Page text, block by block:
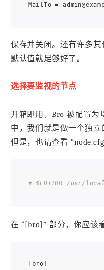
保存并关闭。还有许多其
默认值就足够好了。
选择要监视的节点
开箱即用，Bro 被配置为
中，我们就是做一个独立
但是，也请查看
# $EDITOR /usr/
在 “[bro]” 部分，你应该